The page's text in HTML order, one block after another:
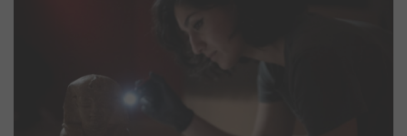
她所經歷的治療，為醫學找到一些線索，
也希望未來有一天，和她一樣的病人，可
以有更多的証據指引治療，減少不必要的